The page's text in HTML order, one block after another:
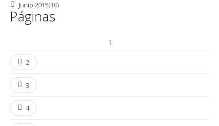
Junio 2015(10)
Páginas
1
2
3
4